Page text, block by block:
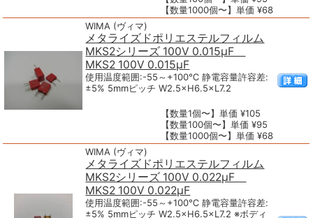
【数量1000個〜】単価 ¥68
WIMA (ヴィマ)
メタライズドポリエステルフィルム
MKS2シリーズ 100V 0.015μF
MKS2 100V 0.015μF
使用温度範囲:-55～+100℃ 静電容量許容差:
±5% 5mmピッチ W2.5×H6.5×L7.2
【数量1個〜】単価 ¥105
【数量100個〜】単価 ¥95
【数量1000個〜】単価 ¥68
WIMA (ヴィマ)
メタライズドポリエステルフィルム
MKS2シリーズ 100V 0.022μF
MKS2 100V 0.022μF
使用温度範囲:-55～+100℃ 静電容量許容差:
±5% 5mmピッチ W2.5×H6.5×L7.2 ※ボディ